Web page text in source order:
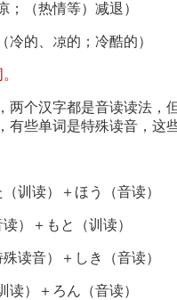
（热情等）减退）
的、凉的；冷酷的）
个汉字都是音读读法，
有些单词是特殊读音，这
读）＋ほう（音读）
）＋もと（训读）
音）＋しき（音读）
）＋ろん（音读）